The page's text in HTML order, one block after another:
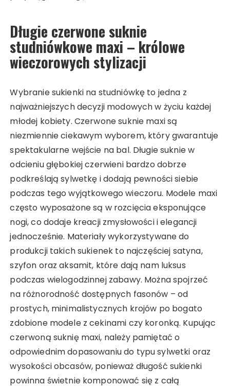
Długie czerwone suknie
studniówkowe maxi – królowe
wieczorowych stylizacji
Wybranie sukienki na studniówkę to jedna z
najważniejszych decyzji modowych w życiu każdej
młodej kobiety. Czerwone suknie maxi są
niezmiennie ciekawym wyborem, który gwarantuje
spektakularne wejście na bal. Długie suknie w
odcieniu głębokiej czerwieni bardzo dobrze
podkreślają sylwetkę i dodają pewności siebie
podczas tego wyjątkowego wieczoru. Modele maxi
często wyposażone są w rozcięcia eksponujące
nogi, co dodaje kreacji zmysłowości i elegancji
jednocześnie. Materiały wykorzystywane do
produkcji takich sukienek to najczęściej satyna,
szyfon oraz aksamit, które dają nam luksus
podczas wielogodzinnej zabawy. Można spojrzeć
na różnorodność dostępnych fasonów – od
prostych, minimalistycznych krojów po bogato
zdobione modele z cekinami czy koronką. Kupując
czerwoną suknię maxi, należy pamiętać o
odpowiednim dopasowaniu do typu sylwetki oraz
wysokości obcasów, ponieważ długość sukienki
powinna świetnie komponować się z całą